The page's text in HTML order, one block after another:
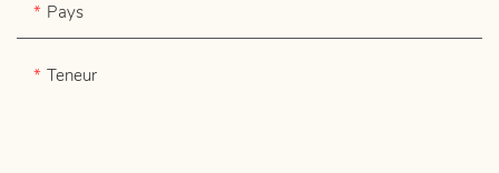
Pays
Teneur